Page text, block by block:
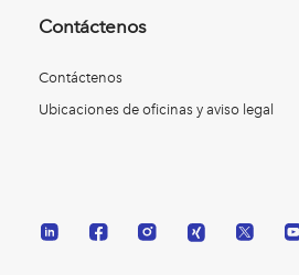
Contáctenos
Contáctenos
Ubicaciones de oficinas y aviso legal